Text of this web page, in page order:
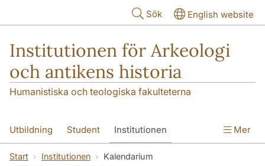
Sök English website
Institutionen för Arkeologi
och antikens historia
Humanistiska och teologiska fakulteterna
Utbildning Student Institutionen
Forskning Kontakt
Mer
Start Institutionen
Kalendarium